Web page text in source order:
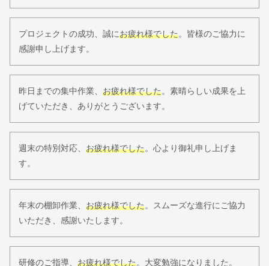
プロジェクトの成功、誠にお疲れ様でした。皆様のご協力に
感謝申し上げます。
昨日までの集中作業、 お疲れ様でした。素晴らしい成果を上
げていただき、ありがとうございます。
週末の特別対応、 お疲れ様でした。心より御礼申し上げま
す。
年末の棚卸作業、 お疲れ様でした。スムーズな進行にご協力
いただき、感謝いたします。
研修のご指導、 お疲れ様でした。大変勉強になりました。